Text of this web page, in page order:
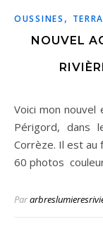
OUSSINES ,
NOUVEL
Voici mon nouvel et premier AGENDA 2022 des arbres en
Périgord, dans
Corrèze. Il est au
60 photos
Par